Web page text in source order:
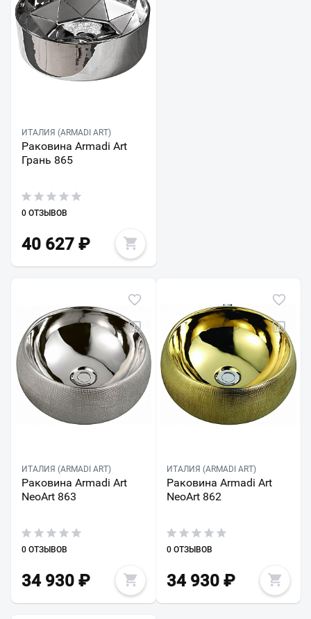
ИТАЛИЯ (ARMADI ART)
Раковина Armadi Art
Грань 865
0 ОТЗЫВОВ
40 627 ₽
ИТАЛИЯ (ARMADI ART)
Раковина Armadi Art
NeoArt 863
0 ОТЗЫВОВ
34 930 ₽
ИТАЛИЯ (ARMADI ART)
Раковина Armadi Art
NeoArt 862
0 ОТЗЫВОВ
34 930₽